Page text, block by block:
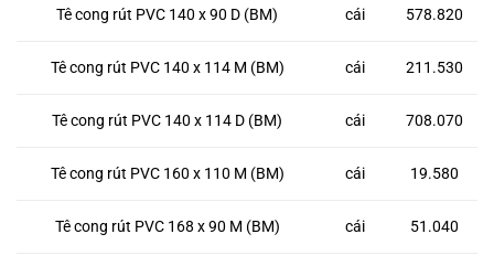
Tê cong rút PVC 140 x 90 D (BM) cái 578.820
Tê cong rút PVC 140 x 114 M (BM) cái 211.530
Tê cong rút PVC 140 x 114 D (BM) cái 708.070
Tê cong rút PVC 160 x 110 M (BM) cái 19.580
Tê cong rút PVC 168 x 90 M (BM) cái 51.040